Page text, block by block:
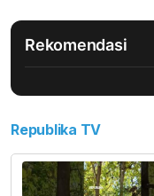
Rekomendasi
Republika TV